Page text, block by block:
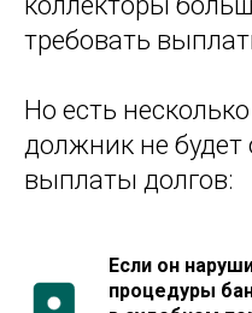
требовать
Но есть
должник не
выплаты долгов:
Если он
процедуры